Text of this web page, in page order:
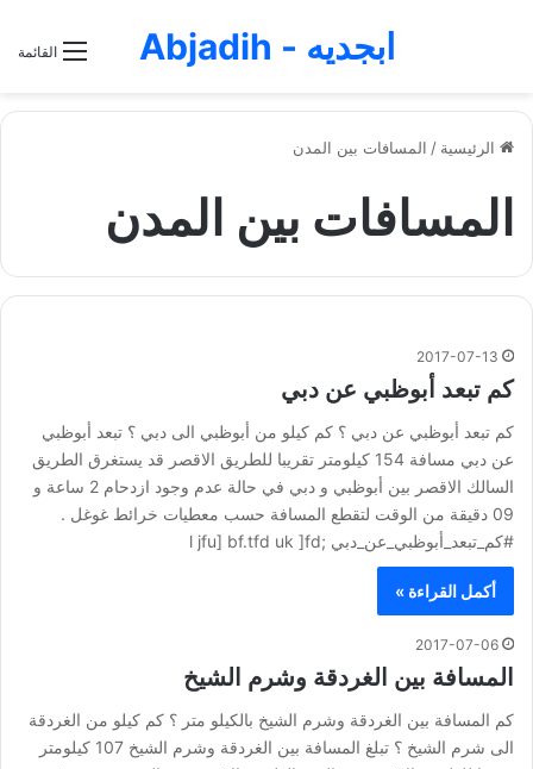
القائمة ابجديه - Abjadih
الرئيسية / المسافات بين المدن
المسافات بين المدن
2017-07-13
كم تبعد أبوظبي عن دبي
كم تبعد أبوظبي عن دبي ؟ كم كيلو من أبوظبي الى دبي ؟ تبعد أبوظبي
عن دبي مسافة 154 كيلومتر تقريبا للطريق الاقصر قد يستغرق الطريق
السالك الاقصر بين أبوظبي و دبي في حالة عدم وجود ازدحام 2 ساعة و
09 دقيقة من الوقت لتقطع المسافة حسب معطيات خرائط غوغل .
#كم_تبعد_أبوظبي_عن_دبي ;l jfu] bf.tfd uk ]fd
أكمل القراءة »
2017-07-06
المسافة بين الغردقة وشرم الشيخ
كم المسافة بين الغردقة وشرم الشيخ بالكيلو متر ؟ كم كيلو من الغردقة
الى شرم الشيخ ؟ تبلغ المسافة بين الغردقة وشرم الشيخ 107 كيلومتر